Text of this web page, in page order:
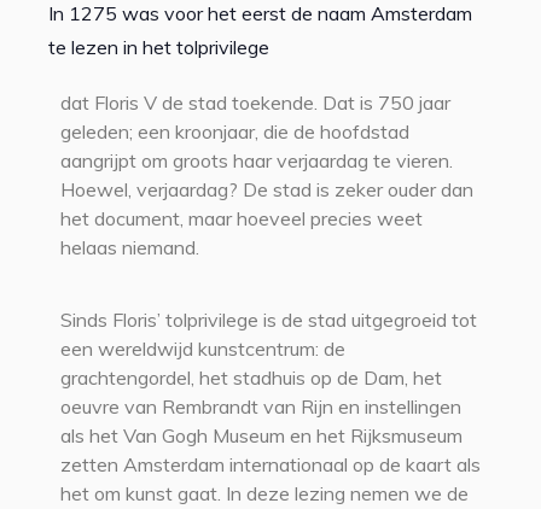
In 1275 was voor het eerst de naam Amsterdam
te lezen in het tolprivilege
dat Floris V de stad toekende. Dat is 750 jaar
geleden; een kroonjaar, die de hoofdstad
aangrijpt om groots haar verjaardag te vieren.
Hoewel, verjaardag? De stad is zeker ouder dan
het document, maar hoeveel precies weet
helaas niemand.
Sinds Floris’ tolprivilege is de stad uitgegroeid tot
een wereldwijd kunstcentrum: de
grachtengordel, het stadhuis op de Dam, het
oeuvre van Rembrandt van Rijn en instellingen
als het Van Gogh Museum en het Rijksmuseum
zetten Amsterdam internationaal op de kaart als
het om kunst gaat. In deze lezing nemen we de